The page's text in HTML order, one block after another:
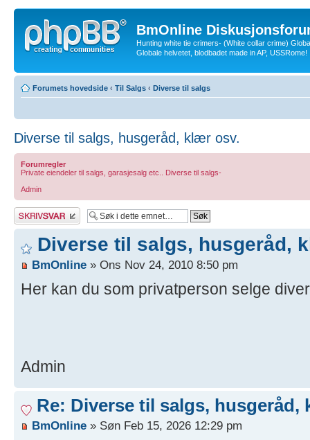
BmOnline
Hunting white tie crimers- (White collar crime)
Globale helvetet, blodbadet made in AP, USSRome!
Forumets hovedside ‹ Til Salgs ‹ Diverse til salgs
Diverse til salgs, husgeråd, klær osv.
Forumregler
Private eiendeler til salgs, garasjesalg etc.. Diverse til salgs-
Admin
Skriv et svar
Diverse til salgs, husgeråd,
BmOnline » Ons Nov 24, 2010 8:50 pm
Her kan du som privatperson selge
Admin
Re: Diverse til salgs, husgeråd,
BmOnline » Søn Feb 15, 2026 12:29 pm